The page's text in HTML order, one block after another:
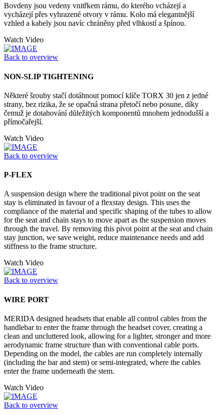
Bovdeny jsou vedeny vnitřkem rámu, do kterého vcházejí a
vycházejí přes vyhrazené otvory v rámu. Kolo má elegantnější
vzhled a kabely jsou navíc chráněny před vlhkostí a špínou.
Watch Video
Back to overview
NON-SLIP TIGHTENING
Některé šrouby stačí dotáhnout pomocí klíče TORX 30 jen z jedné
strany, bez rizika, že se opačná strana přetočí nebo posune, díky
čemuž je dotahování důležitých komponentů mnohem jednodušší a
přímočařejší.
Watch Video
Back to overview
P-FLEX
A suspension design where the traditional pivot point on the seat
stay is eliminated in favour of a flexstay design. This uses the
compliance of the material and specific shaping of the tubes to allow
for the seat and chain stays to move apart as the suspension moves
through the travel. By removing this pivot point at the seat and chain
stay junction, we save weight, reduce maintenance needs and add
stiffness to the frame structure.
Watch Video
Back to overview
WIRE PORT
MERIDA designed headsets that enable all control cables from the
handlebar to enter the frame through the headset cover, creating a
clean and uncluttered look, allowing for a lighter, stronger and more
aerodynamic frame structure than with conventional cable ports.
Depending on the model, the cables are run completely internally
(including the bar and stem) or semi-integrated, where the cables
enter the frame underneath the stem.
Watch Video
Back to overview